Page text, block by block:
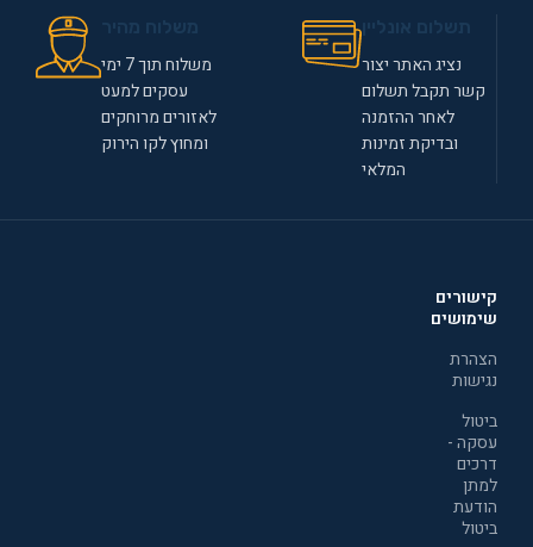
נציג האתר יצור
קשר תקבל תשלום
לאחר ההזמנה
ובדיקת זמינות
המלאי
משלוח תוך 7 ימי
עסקים למעט
לאזורים מרוחקים
ומחוץ לקו הירוק
קישורים
שימושים
הצהרת
נגישות
ביטול
עסקה -
דרכים
למתן
הודעת
ביטול